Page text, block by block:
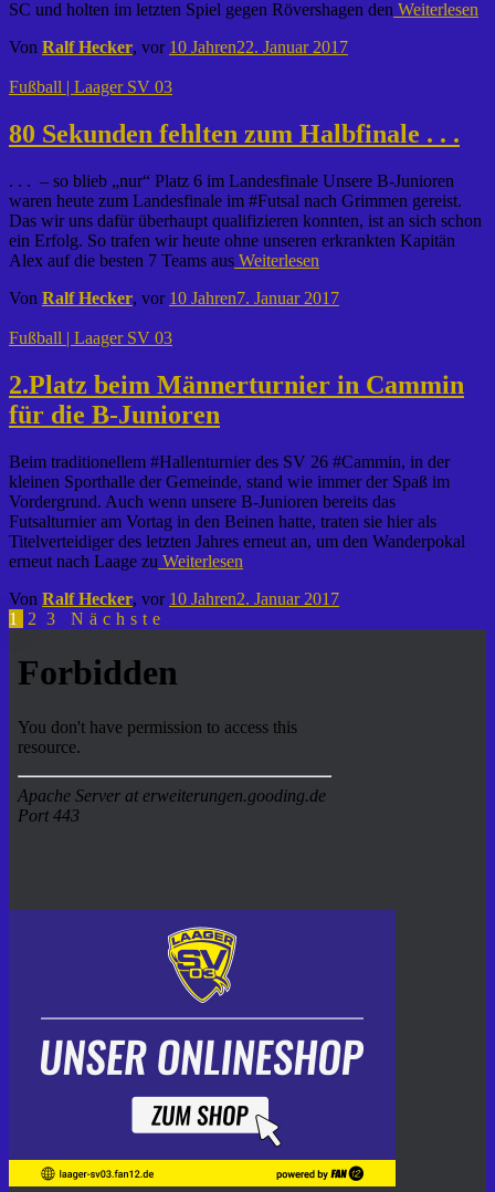
SC und holten im letzten Spiel gegen Rövershagen den Weiterlesen
Von Ralf Hecker, vor 10 Jahren22. Januar 2017
Fußball | Laager SV 03
80 Sekunden fehlten zum Halbfinale . . .
. . . – so blieb „nur“ Platz 6 im Landesfinale Unsere B-Junioren
waren heute zum Landesfinale im #Futsal nach Grimmen gereist.
Das wir uns dafür überhaupt qualifizieren konnten, ist an sich schon
ein Erfolg. So trafen wir heute ohne unseren erkrankten Kapitän
Alex auf die besten 7 Teams aus Weiterlesen
Von Ralf Hecker, vor 10 Jahren7. Januar 2017
Fußball | Laager SV 03
2.Platz beim Männerturnier in Cammin
für die B-Junioren
Beim traditionellem #Hallenturnier des SV 26 #Cammin, in der
kleinen Sporthalle der Gemeinde, stand wie immer der Spaß im
Vordergrund. Auch wenn unsere B-Junioren bereits das
Futsalturnier am Vortag in den Beinen hatte, traten sie hier als
Titelverteidiger des letzten Jahres erneut an, um den Wanderpokal
erneut nach Laage zu Weiterlesen
Von Ralf Hecker, vor 10 Jahren2. Januar 2017
Seitennummerierung
Beiträge
1 2 3 Nächste